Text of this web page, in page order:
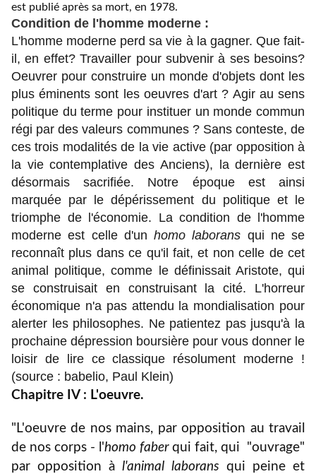
est publié après sa mort, en 1978.
Condition de l'homme moderne :
L'homme moderne perd sa vie à la gagner. Que fait-
il, en effet? Travailler pour subvenir à ses besoins?
Oeuvrer pour construire un monde d'objets dont les
plus éminents sont les oeuvres d'art ? Agir au sens
politique du terme pour instituer un monde commun
régi par des valeurs communes ? Sans conteste, de
ces trois modalités de la vie active (par opposition à
la vie contemplative des Anciens), la dernière est
désormais sacrifiée. Notre époque est ainsi
marquée par le dépérissement du politique et le
triomphe de l'économie. La condition de l'homme
moderne est celle d'un homo laborans qui ne se
reconnaît plus dans ce qu'il fait, et non celle de cet
animal politique, comme le définissait Aristote, qui
se construisait en construisant la cité. L'horreur
économique n'a pas attendu la mondialisation pour
alerter les philosophes. Ne patientez pas jusqu'à la
prochaine dépression boursière pour vous donner le
loisir de lire ce classique résolument moderne !
(source : babelio, Paul Klein)
Chapitre IV : L'oeuvre.
"L'oeuvre de nos mains, par opposition au travail
de nos corps - l'homo faber qui fait, qui "ouvrage"
par opposition à l'animal laborans qui peine et